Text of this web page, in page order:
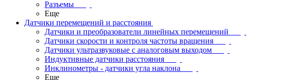
Разъемы
Еще
Датчики перемещений и расстояния
Датчики и преобразователи линейных перемещений
Датчики скорости и контроля частоты вращения
Датчики ультразвуковые с аналоговым выходом
Индуктивные датчики расстояния
Инклинометры - датчики угла наклона
Еще